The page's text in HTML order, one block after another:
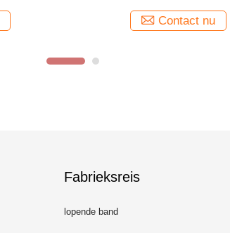
Contact nu
Fabrieksreis
lopende band